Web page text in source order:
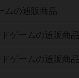
ムの通販商品
ゲームの通販商品
ゲームの通販商品